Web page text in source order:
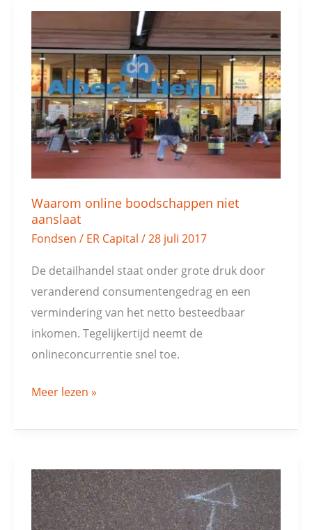
Waarom online boodschappen niet
aanslaat
Fondsen / ER Capital /28 juli 2017
De detailhandel staat onder grote druk door
veranderend consumentengedrag en een
vermindering van het netto besteedbaar
inkomen. Tegelijkertijd neemt de
onlineconcurrentie snel toe.
online
boodschappen
niet
aanslaat
Meer lezen »
DAX:
geleidelijk
meer